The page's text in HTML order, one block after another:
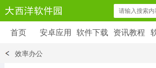
安卓应用 软件下载
首页 安卓应用 软件下载 资讯教程
效率办公